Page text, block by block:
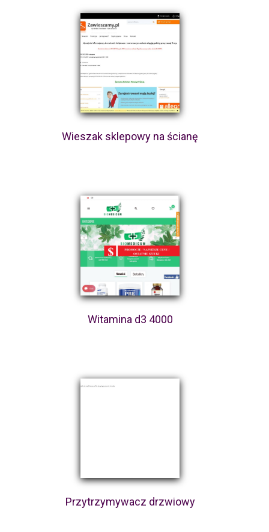
Wieszak sklepowy na ścianę
Witamina d3 4000
Przytrzymywacz drzwiowy